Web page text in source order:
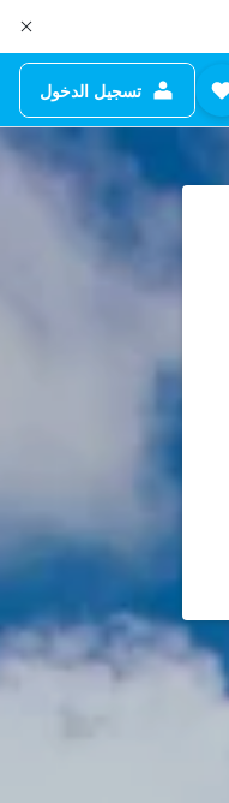
تسجيل الدخول